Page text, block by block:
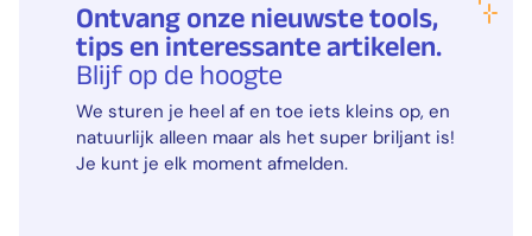
Ontvang onze nieuwste tools,
tips en interessante artikelen.
Blijf op de hoogte
We sturen je heel af en toe iets kleins op, en
natuurlijk alleen maar als het super briljant is!
Je kunt je elk moment afmelden.